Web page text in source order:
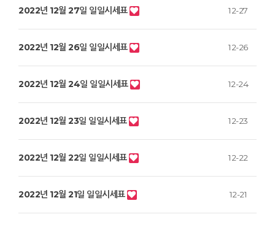
2022년 12월 27일 일일시세표 12-27
2022년 12월 26일 일일시세표 12-26
2022년 12월 24일 일일시세표 12-24
2022년 12월 23일 일일시세표 12-23
2022년 12월 22일 일일시세표 12-22
2022년 12월 21일 일일시세표 12-21